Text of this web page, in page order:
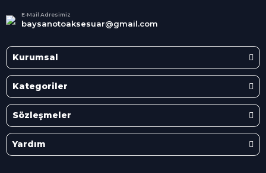
E-Mail Adresimiz
baysanotoaksesuar@gmail.com
Kurumsal
Kategoriler
Sözleşmeler
Yardım